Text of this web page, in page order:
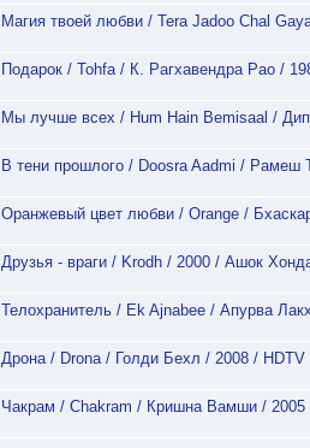
Магия твоей любви / Tera Jadoo Chal
Подарок / Tohfa / К. Рагхавендра Рао /
Мы лучше всех / Hum Hain Bemisaal /
В тени прошлого / Doosra Aadmi / Рамеш
Оранжевый цвет любви / Orange /
Друзья - враги / Krodh / 2000 / Ашок
Телохранитель / Ek Ajnabee / Апурва
Дрона / Drona / Голди Бехл / 2008 / HDTV
Чакрам / Chakram / Кришна Вамши / 2005